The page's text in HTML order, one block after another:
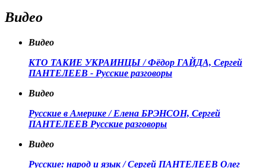
Видео
Видео
КТО ТАКИЕ УКРАИНЦЫ / Фёдор ГАЙДА, Сергей
ПАНТЕЛЕЕВ - Русские разговоры
Видео
Русские в Америке / Елена БРЭНСОН, Сергей
ПАНТЕЛЕЕВ Русские разговоры
Видео
Русские: народ и язык / Сергей ПАНТЕЛЕЕВ Олег